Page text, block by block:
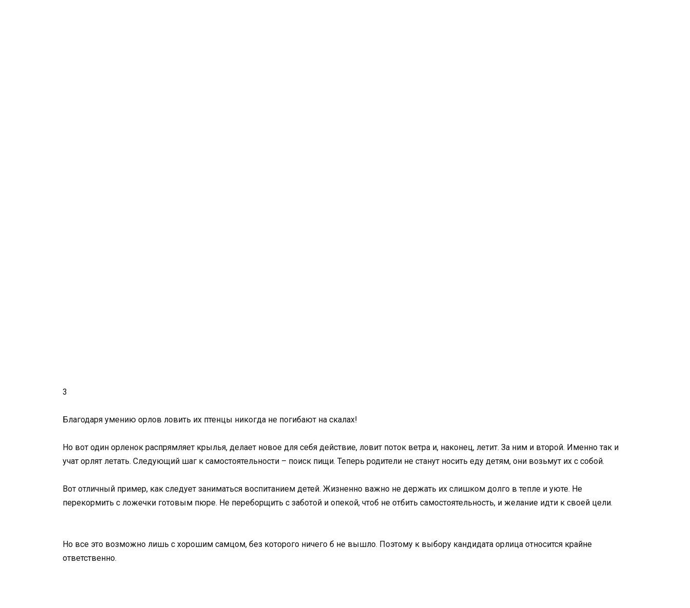
3
Благодаря умению орлов ловить их птенцы никогда не погибают на скалах!
Но вот один орленок распрямляет крылья, делает новое для себя действие, ловит поток ветра и, наконец, летит. За ним и второй. Именно так и
учат орлят летать. Следующий шаг к самостоятельности – поиск пищи. Теперь родители не станут носить еду детям, они возьмут их с собой.
Вот отличный пример, как следует заниматься воспитанием детей. Жизненно важно не держать их слишком долго в тепле и уюте. Не
перекормить с ложечки готовым пюре. Не переборщить с заботой и опекой, чтоб не отбить самостоятельность, и желание идти к своей цели.
Но все это возможно лишь с хорошим самцом, без которого ничего б не вышло. Поэтому к выбору кандидата орлица относится крайне
ответственно.